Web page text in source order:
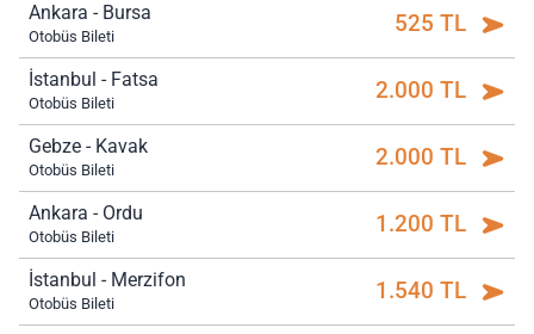
Ankara - Bursa
Otobüs Bileti 525 TL
İstanbul - Fatsa
Otobüs Bileti 2.000 TL
Gebze - Kavak
Otobüs Bileti 2.000 TL
Ankara - Ordu
Otobüs Bileti 1.200 TL
İstanbul - Merzifon
Otobüs Bileti 1.540 TL